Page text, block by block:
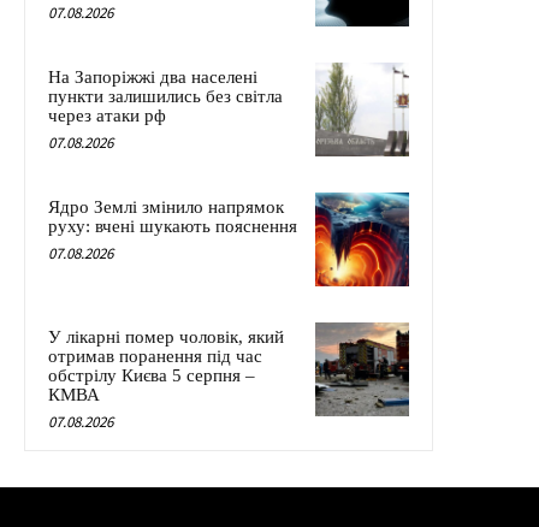
07.08.2026
На Запоріжжі два населені
пункти залишились без світла
через атаки рф
07.08.2026
Ядро Землі змінило напрямок
руху: вчені шукають пояснення
07.08.2026
У лікарні помер чоловік, який
отримав поранення під час
обстрілу Києва 5 серпня –
КМВА
07.08.2026